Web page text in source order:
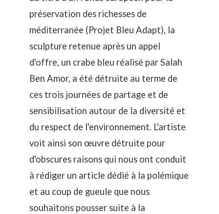
préservation des richesses de
méditerranée (Projet Bleu Adapt), la
sculpture retenue après un appel
d'offre, un crabe bleu réalisé par Salah
Ben Amor, a été détruite au terme de
ces trois journées de partage et de
sensibilisation autour de la diversité et
du respect de l'environnement. L'artiste
voit ainsi son œuvre détruite pour
d'obscures raisons qui nous ont conduit
à rédiger un article dédié à la polémique
et au coup de gueule que nous
souhaitons pousser suite à la